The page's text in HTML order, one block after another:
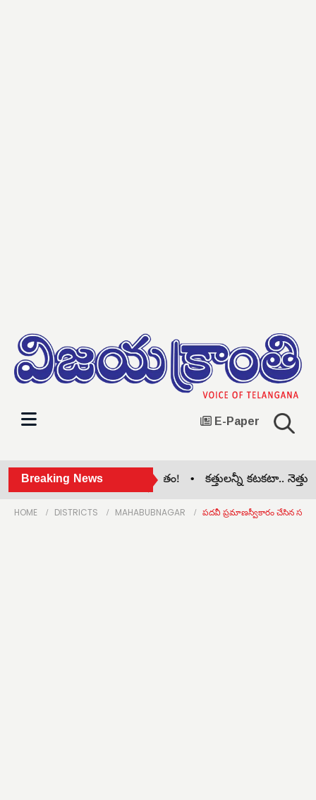
E-Paper
Breaking News
గ్రూప్ పోరు బహిర్గతం! • కత్తులన్నీ కటకటా.. నెత్తురంతా
HOME DISTRICTS MAHABUBNAGAR పదవీ ప్రమాణస్వీకారం చేసిన